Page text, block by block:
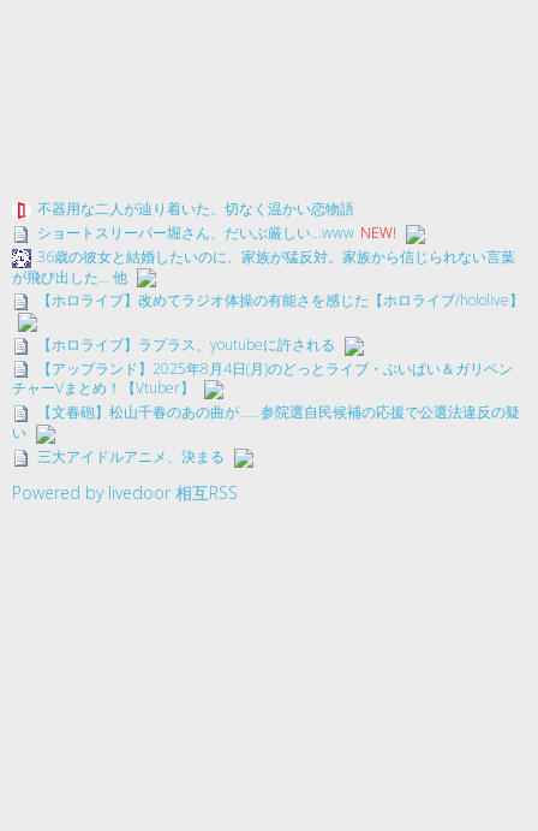
不器用な二人が辿り着いた、切なく温かい恋物語
ショートスリーパー堀さん、だいぶ厳しい…www NEW!
36歳の彼女と結婚したいのに、家族が猛反対。家族から信じられない言葉
が飛び出した… 他
【ホロライブ】改めてラジオ体操の有能さを感じた【ホロライブ/hololive】
【ホロライブ】ラプラス、youtubeに許される
【アップランド】2025年8月4日(月)のどっとライブ・ぶいぱい＆ガリベン
チャーVまとめ！【Vtuber】
【文春砲】松山千春のあの曲が……参院選自民候補の応援で公選法違反の疑
い
三大アイドルアニメ、決まる
Powered by livedoor 相互RSS